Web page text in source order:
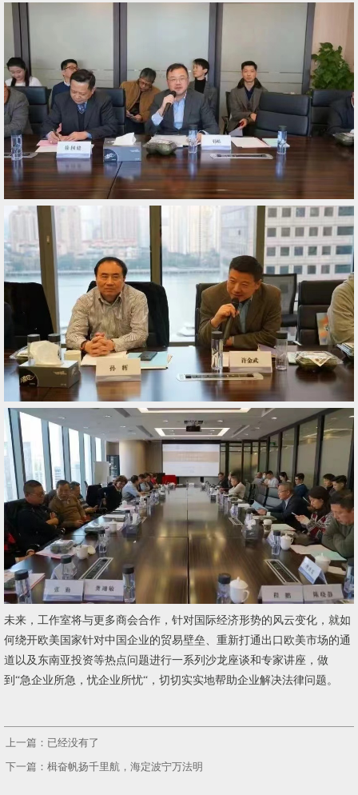
未来，工作室将与更多商会合作，针对国际经济形势的风云变化，就如
何绕开欧美国家针对中国企业的贸易壁垒、重新打通出口欧美市场的通
道以及东南亚投资等热点问题进行一系列沙龙座谈和专家讲座，做
到“急企业所急，忧企业所忧“，切切实实地帮助企业解决法律问题。
上一篇：已经没有了
下一篇：楫奋帆扬千里航，海定波宁万法明